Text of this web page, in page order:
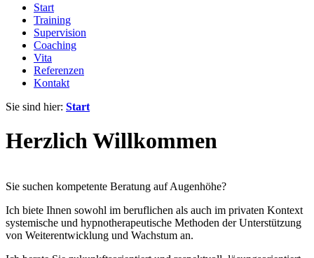
Start
Training
Supervision
Coaching
Vita
Referenzen
Kontakt
Sie sind hier: Start
Herzlich Willkommen
Sie suchen kompetente Beratung auf Augenhöhe?
Ich biete Ihnen sowohl im beruflichen als auch im privaten Kontext
systemische und hypnotherapeutische Methoden der Unterstützung
von Weiterentwicklung und Wachstum an.